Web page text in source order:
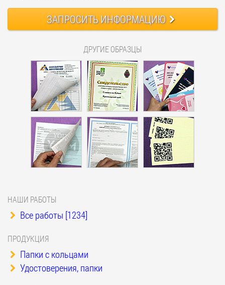
ЗАПРОСИТЬИНФОРМАЦИЮ
ДРУГИЕ ОБРАЗЦЫ
НАШИ РАБОТЫ
Все работы [1234]
ПРОДУКЦИЯ
Папки с кольцами
Удостоверения, папки